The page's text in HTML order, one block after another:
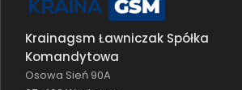
Krainagsm Ławniczak Spółka
Komandytowa
Osowa Sień 90A